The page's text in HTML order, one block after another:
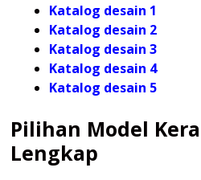
Katalog desain 1
Katalog desain 2
Katalog desain 3
Katalog desain 4
Katalog desain 5
Pilihan Model
Lengkap